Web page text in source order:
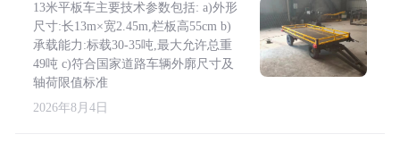
13米平板车主要技术参数包括: a)外形
尺寸:长13m×宽2.45m,栏板高55cm b)
承载能力:标载30-35吨,最大允许总重
49吨 c)符合国家道路车辆外廓尺寸及
轴荷限值标准
2026年8月4日